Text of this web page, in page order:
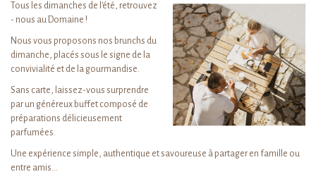
Tous les dimanches de l'été, retrouvez
- nous au Domaine !
Nous vous proposons nos brunchs du
dimanche, placés sous le signe de la
convivialité et de la gourmandise.
Sans carte, laissez-vous surprendre
par un généreux buffet composé de
préparations délicieusement
parfumées.
Une expérience simple, authentique et savoureuse à partager en famille ou
entre amis…